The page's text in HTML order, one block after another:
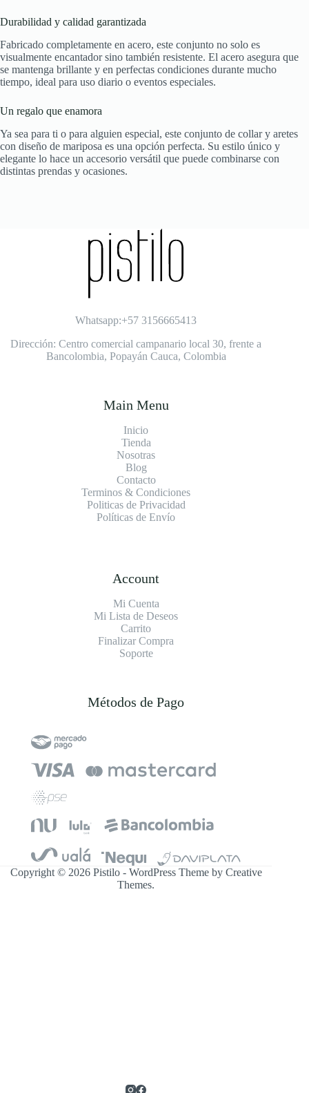
Durabilidad y calidad garantizada
Fabricado completamente en acero, este conjunto no solo es
visualmente encantador sino también resistente. El acero asegura que
se mantenga brillante y en perfectas condiciones durante mucho
tiempo, ideal para uso diario o eventos especiales.
Un regalo que enamora
Ya sea para ti o para alguien especial, este conjunto de collar y aretes
con diseño de mariposa es una opción perfecta. Su estilo único y
elegante lo hace un accesorio versátil que puede combinarse con
distintas prendas y ocasiones.
Whatsapp:+57 3156665413
Dirección: Centro comercial campanario local 30, frente a
Bancolombia, Popayán Cauca, Colombia
Main Menu
Inicio
Tienda
Nosotras
Blog
Contacto
Terminos & Condiciones
Politicas de Privacidad
Políticas de Envío
Account
Mi Cuenta
Mi Lista de Deseos
Carrito
Finalizar Compra
Soporte
Métodos de Pago
Copyright © 2026 Pistilo - WordPress Theme by Creative
Themes.